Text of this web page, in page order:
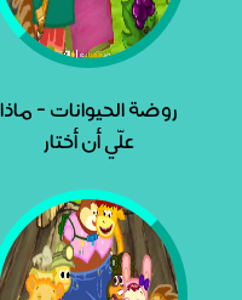
روضة الحيوانات - ماذا
علّي أن أختار